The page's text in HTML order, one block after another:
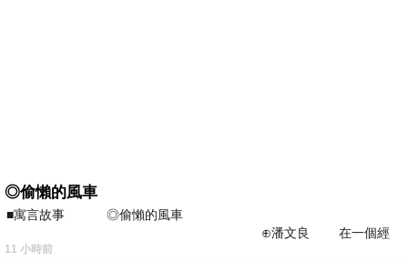
◎偷懶的風車
■寓言故事 ◎偷懶的風車
⊕潘文良 在一個經
常颳風的山丘上—&m
11 小時前